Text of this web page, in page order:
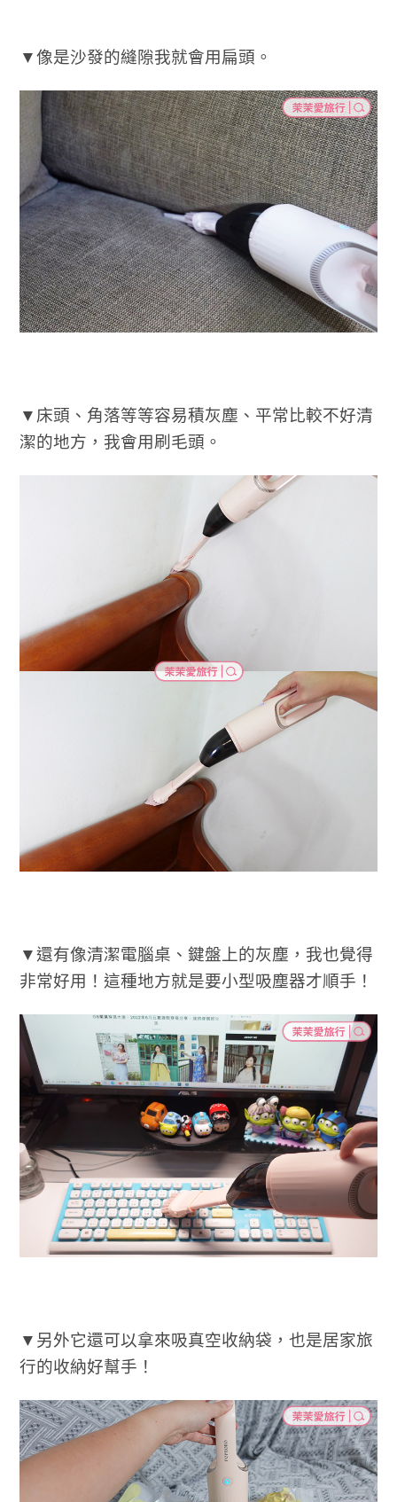
▼像是沙發的縫隙我就會用扁頭。
▼床頭、角落等等容易積灰塵、平常比較不好清
潔的地方，我會用刷毛頭。
▼還有像清潔電腦桌、鍵盤上的灰塵，我也覺得
非常好用！這種地方就是要小型吸塵器才順手！
▼另外它還可以拿來吸真空收納袋，也是居家旅
行的收納好幫手！